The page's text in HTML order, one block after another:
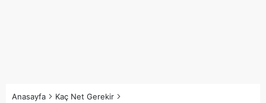
Anasayfa
Kaç Net Gerekir